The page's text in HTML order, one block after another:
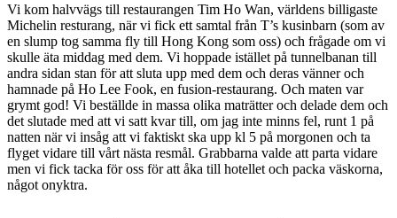
Vi kom halvvägs till restaurangen Tim Ho Wan, världens billigaste
Michelin resturang, när vi fick ett samtal från T’s kusinbarn (som av
en slump tog samma fly till Hong Kong som oss) och frågade om vi
skulle äta middag med dem. Vi hoppade istället på tunnelbanan till
andra sidan stan för att sluta upp med dem och deras vänner och
hamnade på Ho Lee Fook, en fusion-restaurang. Och maten var
grymt god! Vi beställde in massa olika maträtter och delade dem och
det slutade med att vi satt kvar till, om jag inte minns fel, runt 1 på
natten när vi insåg att vi faktiskt ska upp kl 5 på morgonen och ta
flyget vidare till vårt nästa resmål. Grabbarna valde att parta vidare
men vi fick tacka för oss för att åka till hotellet och packa väskorna,
något onyktra.